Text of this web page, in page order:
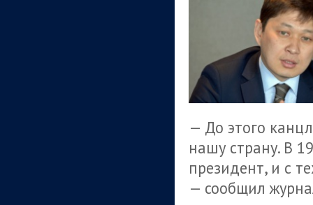
— До этого
нашу страну. В
президент, и с
— сообщил